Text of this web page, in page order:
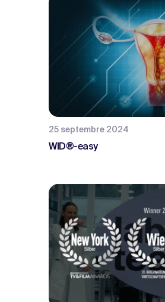
25 septembre 2024
WID®-easy